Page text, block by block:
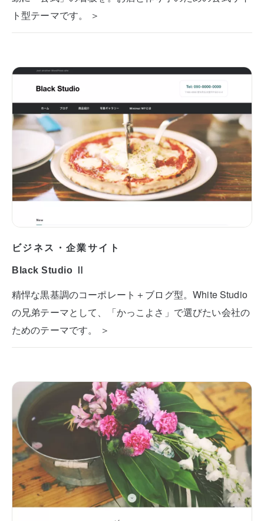
ト型テーマです。 ＞
ビジネス・企業サイト
Black Studio Ⅱ
精悍な黒基調のコーポレート＋ブログ型。White Studio
の兄弟テーマとして、「かっこよさ」で選びたい会社の
ためのテーマです。 ＞